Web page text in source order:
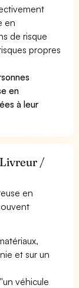
en
de risque
propres
en
à leur
/
en
et sur un
véhicule